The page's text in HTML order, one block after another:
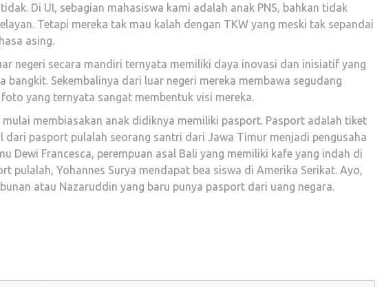
Di UI, sebagian mahasiswa kami adalah anak PNS, bahkan tidak
Tetapi mereka tak mau kalah dengan TKW yang meski tak sepandai
asing.
negeri secara mandiri ternyata memiliki daya inovasi dan inisiatif yang
bangkit. Sekembalinya dari luar negeri mereka membawa segudang
yang ternyata sangat membentuk visi mereka.
membiasakan anak didiknya memiliki pasport. Pasport adalah tiket
dari pasport pulalah seorang santri dari Jawa Timur menjadi pengusaha
Dewi Francesca, perempuan asal Bali yang memiliki kafe yang indah di
pulalah, Yohannes Surya mendapat bea siswa di Amerika Serikat. Ayo,
atau Nazaruddin yang baru punya pasport dari uang negara.